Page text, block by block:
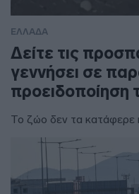
ΕΛΛΑΔΑ
Δείτε τις
γεννήσει σε
προειδοποίηση
Το ζώο δεν τα κατάφερε